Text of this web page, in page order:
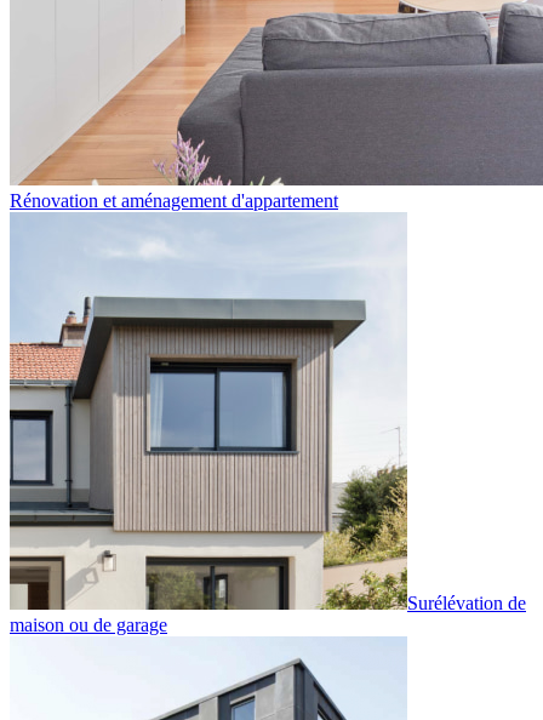
Rénovation et aménagement d'appartement
Surélévation de
maison ou de garage